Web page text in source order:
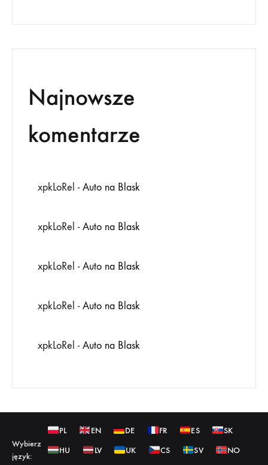
Najnowsze
komentarze
xpkLoRel -Auto na Blask
xpkLoRel -Auto na Blask
xpkLoRel -Auto na Blask
xpkLoRel -Auto na Blask
xpkLoRel -Auto na Blask
Wybierz
język:
PL EN DE FR ES
SK
HU
LV UK CS SV
NO